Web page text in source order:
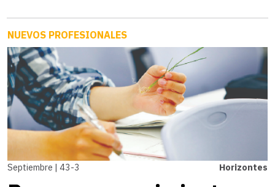
NUEVOS PROFESIONALES
Septiembre | 43-3 Horizontes